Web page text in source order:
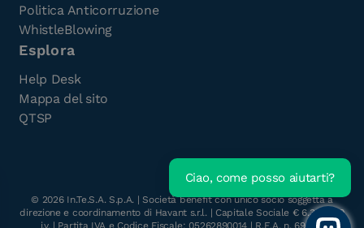
l'e-Book gratuito
Politica Anticorruzione
WhistleBlowing
Esplora
Help Desk
Mappa del sito
QTSP
© 2026In.Te.S.A. S.p.A. | Società benefit con unico socio soggetta a
direzione e coordinamento di Havant s.r.l. | Capitale Sociale € 6.300.000
i.v. | Partita IVA e Codice Fiscale: 05262890014 | R.E.A. n. 696117
Ciao, come posso aiutarti?